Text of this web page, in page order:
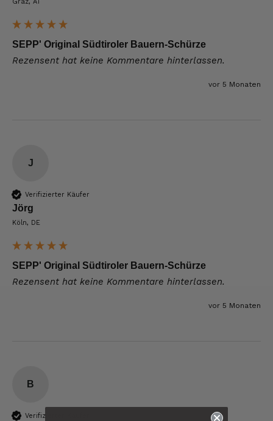
Graz, AT
SEPP' Original Südtiroler Bauern-Schürze
Rezensent hat keine Kommentare hinterlassen.
vor 5 Monaten
J
Verifizierter Käufer
Jörg
Köln, DE
SEPP' Original Südtiroler Bauern-Schürze
Rezensent hat keine Kommentare hinterlassen.
vor 5 Monaten
B
Verifizierter Käufer